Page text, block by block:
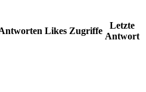
Likes Zugriffe
Letzte
Antwort